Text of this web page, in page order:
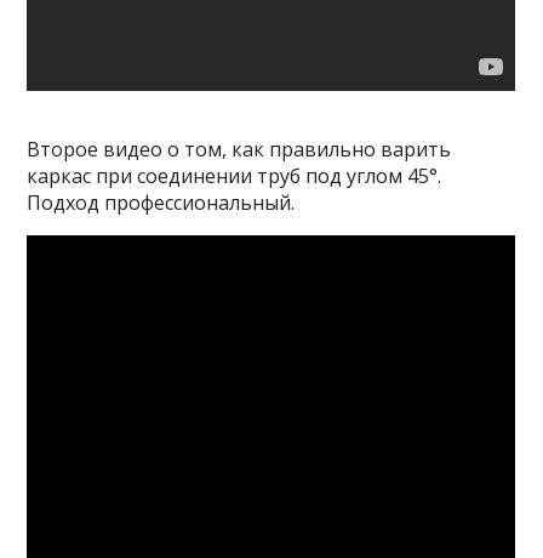
Второе видео о том, как правильно варить
каркас при соединении труб под углом 45°.
Подход профессиональный.